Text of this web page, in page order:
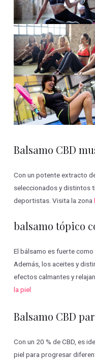
Balsamo CBD
Con un potente extracto
seleccionados y distintos
deportistas. Visita la zona
balsamo tópico
El bálsamo es fuerte
Además, los aceites y
efectos calmantes y
la piel
Balsamo CBD
Con un 20 % de CBD, es
piel para progresar